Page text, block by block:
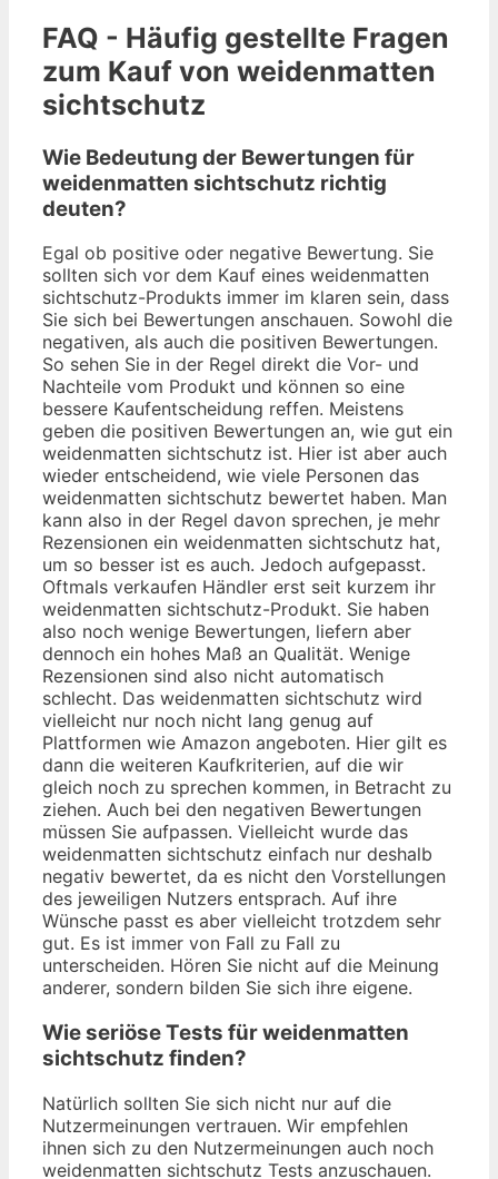
FAQ - Häufig gestellte Fragen
zum Kauf von weidenmatten
sichtschutz
Wie Bedeutung der Bewertungen für
weidenmatten sichtschutz richtig
deuten?
Egal ob positive oder negative Bewertung. Sie
sollten sich vor dem Kauf eines weidenmatten
sichtschutz-Produkts immer im klaren sein, dass
Sie sich bei Bewertungen anschauen. Sowohl die
negativen, als auch die positiven Bewertungen.
So sehen Sie in der Regel direkt die Vor- und
Nachteile vom Produkt und können so eine
bessere Kaufentscheidung reffen. Meistens
geben die positiven Bewertungen an, wie gut ein
weidenmatten sichtschutz ist. Hier ist aber auch
wieder entscheidend, wie viele Personen das
weidenmatten sichtschutz bewertet haben. Man
kann also in der Regel davon sprechen, je mehr
Rezensionen ein weidenmatten sichtschutz hat,
um so besser ist es auch. Jedoch aufgepasst.
Oftmals verkaufen Händler erst seit kurzem ihr
weidenmatten sichtschutz-Produkt. Sie haben
also noch wenige Bewertungen, liefern aber
dennoch ein hohes Maß an Qualität. Wenige
Rezensionen sind also nicht automatisch
schlecht. Das weidenmatten sichtschutz wird
vielleicht nur noch nicht lang genug auf
Plattformen wie Amazon angeboten. Hier gilt es
dann die weiteren Kaufkriterien, auf die wir
gleich noch zu sprechen kommen, in Betracht zu
ziehen. Auch bei den negativen Bewertungen
müssen Sie aufpassen. Vielleicht wurde das
weidenmatten sichtschutz einfach nur deshalb
negativ bewertet, da es nicht den Vorstellungen
des jeweiligen Nutzers entsprach. Auf ihre
Wünsche passt es aber vielleicht trotzdem sehr
gut. Es ist immer von Fall zu Fall zu
unterscheiden. Hören Sie nicht auf die Meinung
anderer, sondern bilden Sie sich ihre eigene.
Wie seriöse Tests für weidenmatten
sichtschutz finden?
Natürlich sollten Sie sich nicht nur auf die
Nutzermeinungen vertrauen. Wir empfehlen
ihnen sich zu den Nutzermeinungen auch noch
weidenmatten sichtschutz Tests anzuschauen.